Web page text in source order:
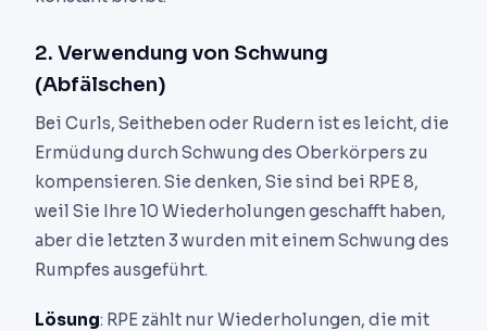
2. Verwendung von Schwung
(Abfälschen)
Bei Curls, Seitheben oder Rudern ist es leicht, die
Ermüdung durch Schwung des Oberkörpers zu
kompensieren. Sie denken, Sie sind bei RPE 8,
weil Sie Ihre 10 Wiederholungen geschafft haben,
aber die letzten 3 wurden mit einem Schwung des
Rumpfes ausgeführt.
Lösung: RPE zählt nur Wiederholungen, die mit